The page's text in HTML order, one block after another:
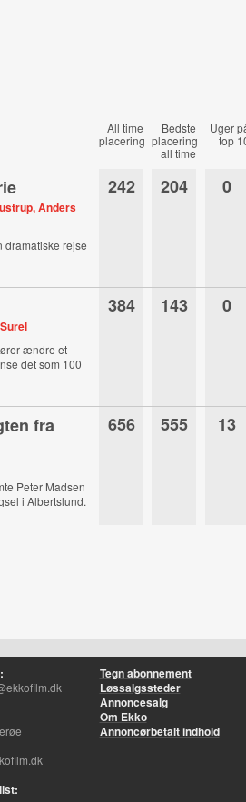
All time
placering
Bedste
placering
all time
Uger
top
Anders
rejse
242 204 0
ændre et
det som 100
384 143 0
fra
Peter Madsen
i Albertslund.
656 555 13
Tegn abonnement
Løssalgssteder
Annoncesalg
Om Ekko
Annoncørbetalt indhold